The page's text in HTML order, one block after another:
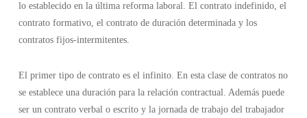
lo establecido en la última reforma laboral. El contrato indefinido, el
contrato formativo, el contrato de duración determinada y los
contratos fijos-intermitentes.
El primer tipo de contrato es el infinito. En esta clase de contratos no
se establece una duración para la relación contractual. Además puede
ser un contrato verbal o escrito y la jornada de trabajo del trabajador